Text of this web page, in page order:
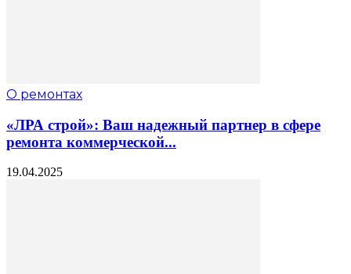
О ремонтах
«ЛРА строй»: Ваш надежный партнер в сфере
ремонта коммерческой...
19.04.2025